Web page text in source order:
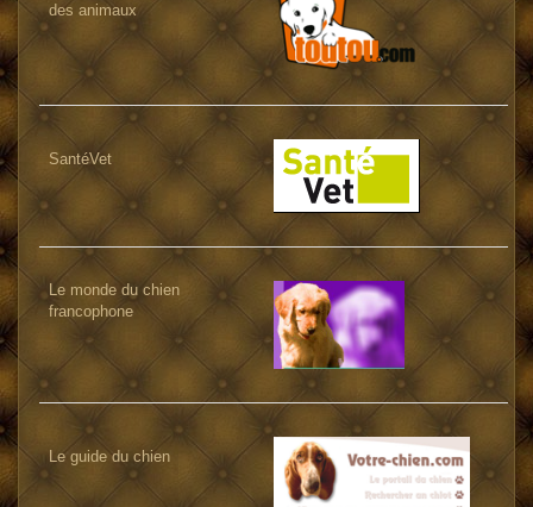
des animaux
SantéVet
Le monde du chien
francophone
Le guide du chien